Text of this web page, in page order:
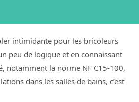
intimidante pour les bricoleurs
peu de logique et en connaissant
notamment la norme NF C15-100,
dans les salles de bains, c’est